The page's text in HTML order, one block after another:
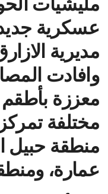
عسكرية
مديرية
وافادت
معززة
مختلفة
منطقة حبيل
عمارة،